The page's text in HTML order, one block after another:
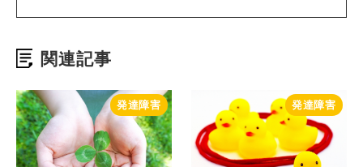
関連記事
発達障害 発達障害